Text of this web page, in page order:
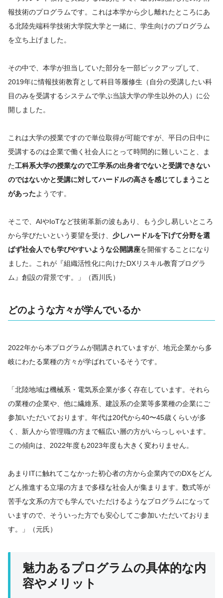
報技術のプログラムです。これは本学から少し離れたところにあ
る北陸先端科学技術大学院大学と一緒に、学生向けのプログラム
を立ち上げました。
その中で、本学が担当していた部分を一部ピックアップして、
2019年に情報技術教育として科目等履修生（自分の受講したい科
目のみを受講するシステムで学ぶ当該大学の学生以外の人）に公
開しました。
これは大学の授業ですので単位取得が可能ですが、平日の日中に
受講するのは企業で働く社会人にとって時間的に難しいこと、ま
た工科系大学の授業なので工学系の出身者でないと受講できない
のではないかと受講に対してハードルの高さを感じてしまうこと
があったようです。
そこで、AIやIoTなど技術革新の波もあり、もう少し易しいところ
から学びたいという要望を受け、 少しハードルを下げて分野を選
ばず社会人でも学びやすいような公開講座を開催することになり
ました。これが『組織活性化に向けたDXリスキル教育プログラ
ム』創設の背景です。」（西川氏）
どのような方々が学んでいるか
2022年から本プログラムが開講されていますが、地元企業から多
岐にわたる業種の方々が学ばれているそうです。
「北陸地域は機械系・電気系企業が多く存在しています。それら
の業種の企業や、他に繊維系、建設系の企業等多業種の企業にご
参加いただいております。年代は20代から40〜45歳くらいが多
く、新人から管理職の方まで幅広い層の方がいらっしゃいます。
この傾向は、2022年度も2023年度も大きく変わりません。
あまりITに触れてこなかった初心者の方から企業内でのDXをどん
どん推進する立場の方まで多様な社会人が集まります。数式等が
苦手な文系の方でも学んでいただけるようなプログラムになって
いますので、そういった方でも安心してご参加いただいておりま
す。」（元氏）
魅力あるプログラムの具体的な内
容やメリット